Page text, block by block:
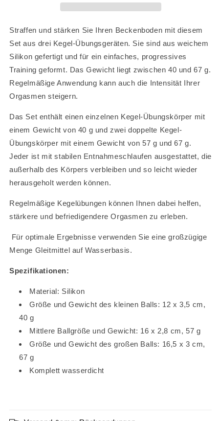
Sexspielzeug,
weibliche
Vagina,
Kegel-
Übung,
Ben
Wa,
Bälle
für
Frauen
Sexspielzeug,
Silikon,
weibliche
Vagina,
Kegel-
Übung,
Ben
Wa,
Bälle
für
Frauen
Straffen und stärken Sie Ihren Beckenboden mit diesem
Set aus drei Kegel-Übungsgeräten. Sie sind aus weichem
Silikon gefertigt und für ein einfaches, progressives
Training geformt. Das Gewicht liegt zwischen 40 und 67 g.
Regelmäßige Anwendung kann auch die Intensität Ihrer
Orgasmen steigern.
Das Set enthält einen einzelnen Kegel-Übungskörper mit
einem Gewicht von 40 g und zwei doppelte Kegel-
Übungskörper mit einem Gewicht von 57 g und 67 g.
Jeder ist mit stabilen Entnahmeschlaufen ausgestattet, die
außerhalb des Körpers verbleiben und so leicht wieder
herausgeholt werden können.
Regelmäßige Kegelübungen können Ihnen dabei helfen,
stärkere und befriedigendere Orgasmen zu erleben.
Für optimale Ergebnisse verwenden Sie eine großzügige
Menge Gleitmittel auf Wasserbasis.
Spezifikationen:
Material: Silikon
Größe und Gewicht des kleinen Balls: 12 x 3,5 cm,
40 g
Mittlere Ballgröße und Gewicht: 16 x 2,8 cm, 57 g
Größe und Gewicht des großen Balls: 16,5 x 3 cm,
67 g
Komplett wasserdicht